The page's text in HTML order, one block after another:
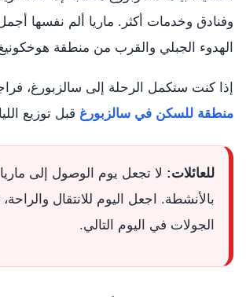
وفنادق وخدمات أكثر. ماريا ألم نفسها
الهدوء الجبلي والقرب من منطقة
إذا كنت ستكمل الرحلة إلى سالزبورغ،
منطقة للسكن في سالزبورغ قبل توزيع
للعائلات: لا تجعل يوم الوصول إلى ماريا
بالأنشطة. اجعل اليوم للانتقال والراحة،
الجولات في اليوم التالي.